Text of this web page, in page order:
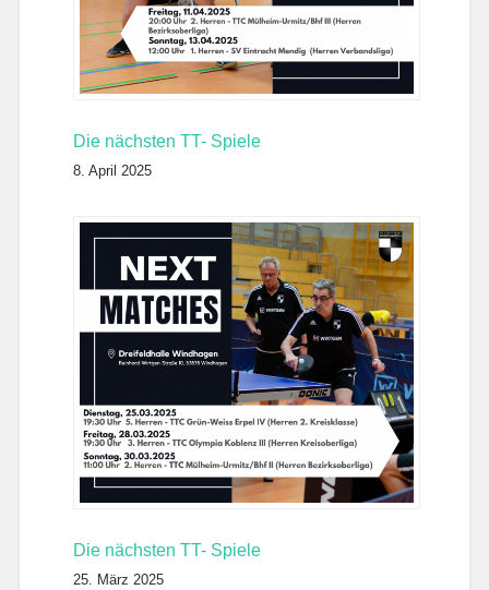
Die nächsten TT- Spiele
8. April 2025
Die nächsten TT- Spiele
25. März 2025